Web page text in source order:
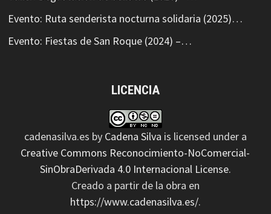
Evento: Ruta senderista nocturna solidaria (2025)…
Evento: Fiestas de San Roque (2024) –…
LICENCIA
cadenasilva.es by Cadena Silva is licensed under a
Creative Commons Reconocimiento-NoComercial-
SinObraDerivada 4.0 Internacional License.
Creado a partir de la obra en
https://www.cadenasilva.es/.